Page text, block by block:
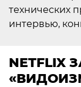
технических
интервью,